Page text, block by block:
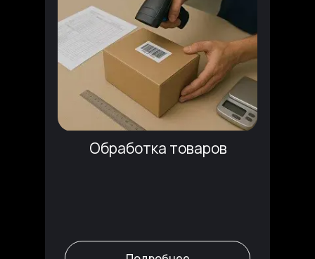
Обработка товаров